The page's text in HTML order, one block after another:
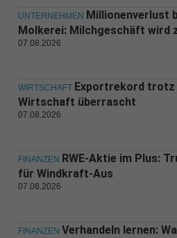
UNTERNEHMEN Millionenverlust
Molkerei: Milchgeschäft wird
07.08.2026
WIRTSCHAFT Exportrekord trotz
Wirtschaft überrascht
07.08.2026
FINANZEN RWE-Aktie im Plus:
für Windkraft-Aus
07.08.2026
FINANZEN Verhandeln lernen: